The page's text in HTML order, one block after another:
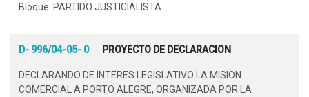
Bloque: PARTIDO JUSTICIALISTA
D- 996/04-05- 0 PROYECTO DE DECLARACION
DECLARANDO DE INTERES LEGISLATIVO LA MISION
COMERCIAL A PORTO ALEGRE, ORGANIZADA POR LA